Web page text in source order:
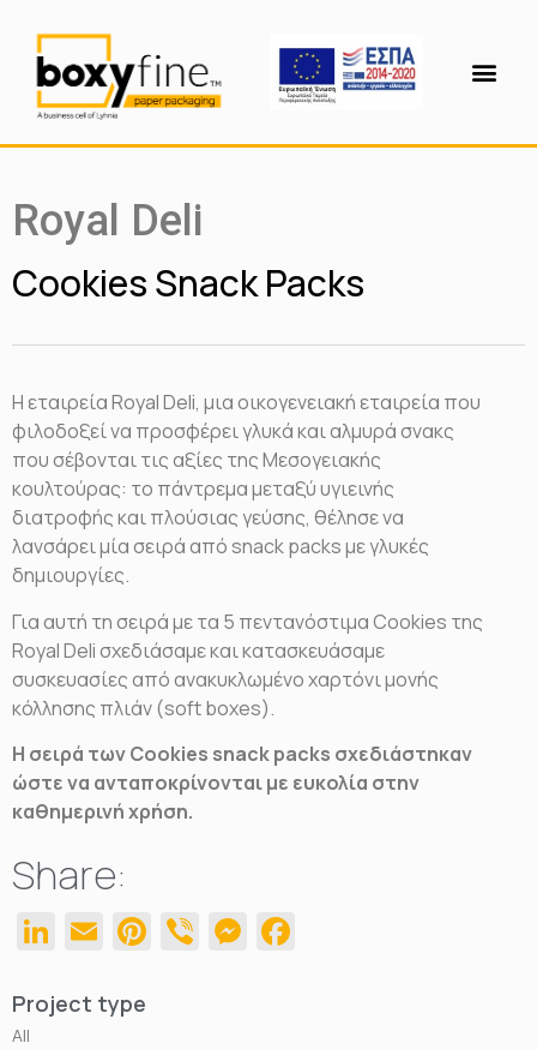
Royal Deli
Cookies Snack Packs
H εταιρεία Royal Deli, μια οικογενειακή εταιρεία που
φιλοδοξεί να προσφέρει γλυκά και αλμυρά σνακς
που σέβονται τις αξίες της Μεσογειακής
κουλτούρας: το πάντρεμα μεταξύ υγιεινής
διατροφής και πλούσιας γεύσης, θέλησε να
λανσάρει μία σειρά από snack packs με γλυκές
δημιουργίες.
Για αυτή τη σειρά με τα 5 πεντανόστιμα Cookies της
Royal Deli σχεδιάσαμε και κατασκευάσαμε
συσκευασίες από ανακυκλωμένο χαρτόνι μονής
κόλλησης πλιάν (soft boxes).
H σειρά τωνCookies snackpacks σχεδιάστηκαν
ώστε να ανταποκρίνονται με ευκολία στην
καθημερινή χρήση.
Share:
LinkedIn
EmailPinterest
ViberMessenger
Project type
All